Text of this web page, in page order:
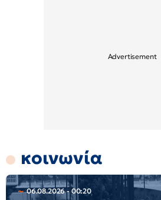
κοινωνία
06.08.2026 - 00:20